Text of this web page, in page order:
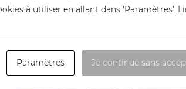
à utiliser en allant dans 'Paramètres'.
Paramètres Je continue sans